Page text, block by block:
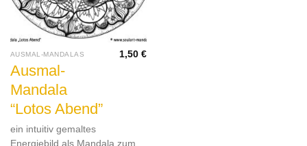
AUSMAL-MANDALAS
Ausmal-
Mandala
“Lotos Abend”
1,50€
ein intuitiv gemaltes
Energiebild als Mandala zum